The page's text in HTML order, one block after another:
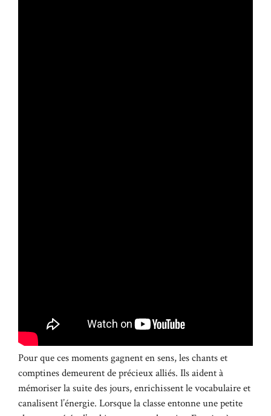
Pour que ces moments gagnent en sens, les chants et
comptines demeurent de précieux alliés. Ils aident à
mémoriser la suite des jours, enrichissent le vocabulaire et
canalisent l’énergie. Lorsque la classe entonne une petite